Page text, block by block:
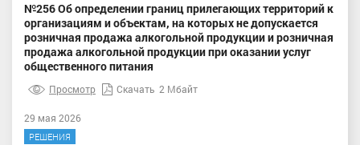
№256 Об определении границ прилегающих территорий к
организациям и объектам, на которых не допускается
розничная продажа алкогольной продукции и розничная
продажа алкогольной продукции при оказании услуг
общественного питания
Просмотр Скачать 2 Мбайт
29 мая 2026
РЕШЕНИЯ